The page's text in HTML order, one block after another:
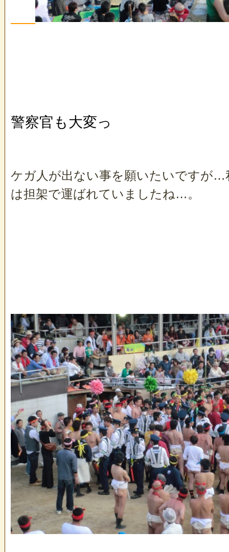
警察官も大変っ
ケガ人が出ない事を願いたいですが…
は担架で運ばれていましたね…。